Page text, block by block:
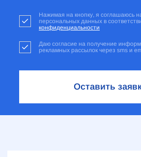
Нажимая на кнопку, я соглашаюсь
персональных данных в
конфиденциальности
Даю согласие на получение
рекламных рассылок через sms и
Оставить